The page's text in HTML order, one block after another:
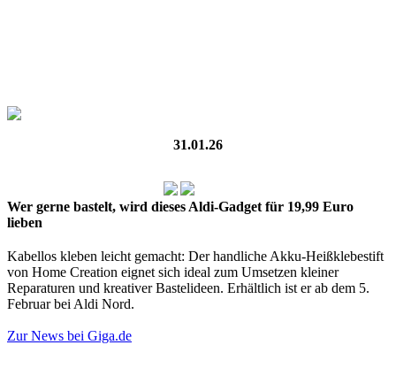
31.01.26
Wer gerne bastelt, wird dieses Aldi-Gadget für 19,99 Euro
lieben
Kabellos kleben leicht gemacht: Der handliche Akku-Heißklebestift
von Home Creation eignet sich ideal zum Umsetzen kleiner
Reparaturen und kreativer Bastelideen. Erhältlich ist er ab dem 5.
Februar bei Aldi Nord.
Zur News bei Giga.de